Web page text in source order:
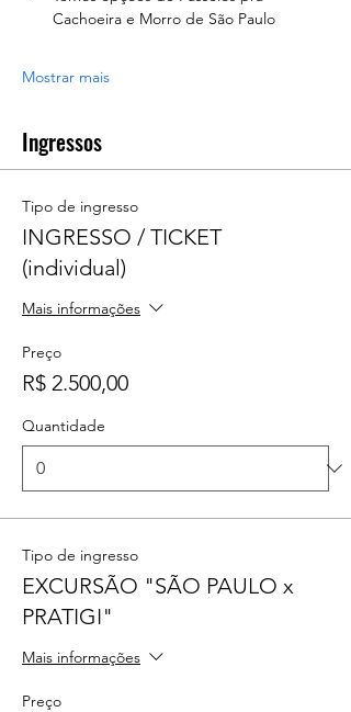
Cachoeira e Morro de São Paulo
Mostrar mais
Ingressos
Tipo de ingresso
INGRESSO / TICKET
(individual)
Mais informações
Preço
R$ 2.500,00
Quantidade
Tipo de ingresso
EXCURSÃO "SÃO PAULO x
PRATIGI"
Mais informações
Preço